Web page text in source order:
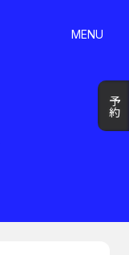
MENU
予約
予約